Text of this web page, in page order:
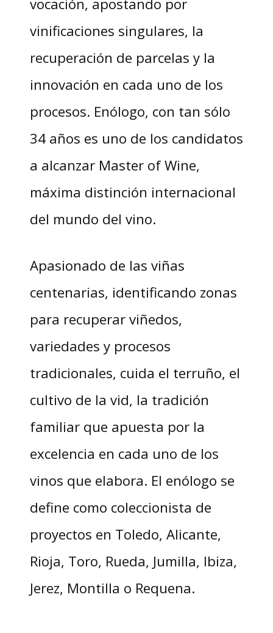
vocación, apostando por
vinificaciones singulares, la
recuperación de parcelas y la
innovación en cada uno de los
procesos. Enólogo, con tan sólo
34 años es uno de los candidatos
a alcanzar Master of Wine,
máxima distinción internacional
del mundo del vino.
Apasionado de las viñas
centenarias, identificando zonas
para recuperar viñedos,
variedades y procesos
tradicionales, cuida el terruño, el
cultivo de la vid, la tradición
familiar que apuesta por la
excelencia en cada uno de los
vinos que elabora. El enólogo se
define como coleccionista de
proyectos en Toledo, Alicante,
Rioja, Toro, Rueda, Jumilla, Ibiza,
Jerez, Montilla o Requena.